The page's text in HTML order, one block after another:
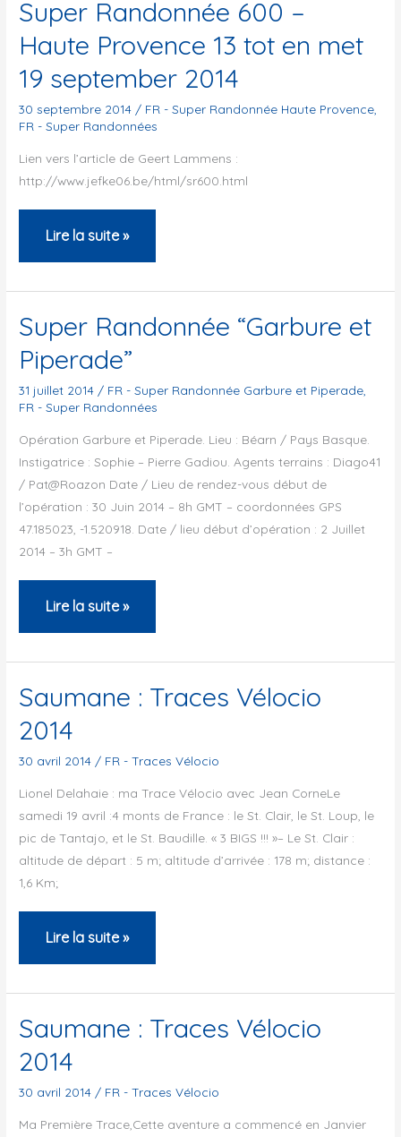
Super Randonnée 600 –
Haute Provence 13 tot en met
19 september 2014
30 septembre 2014 / FR - Super Randonnée Haute Provence
FR - Super Randonnées
Lien vers l’article de Geert Lammens :
http://www.jefke06.be/html/sr600.html
Super
Randonnée
600
Haute
Provence
13
tot
en
met
19
september
2014
Lire la suite »
Super Randonnée “Garbure et
Piperade”
31 juillet 2014 / FR - Super Randonnée Garbure et Piperade
FR - Super Randonnées
Opération Garbure et Piperade. Lieu : Béarn / Pays Basque.
Instigatrice : Sophie – Pierre Gadiou. Agents terrains : Diago41
/ Pat@Roazon Date / Lieu de rendez-vous début de
l’opération : 30 Juin 2014 – 8h GMT – coordonnées GPS
47.185023, -1.520918. Date / lieu début d’opération : 2 Juillet
2014 – 3h GMT –
Super
Randonnée
“Garbure
Piperade”
Lire la suite »
Saumane : Traces Vélocio
2014
30 avril 2014 / FR - Traces Vélocio
Lionel Delahaie : ma Trace Vélocio avec Jean CorneLe
samedi 19 avril :4 monts de France : le St. Clair, le St. Loup, le
pic de Tantajo, et le St. Baudille. « 3 BIGS !!! »– Le St. Clair :
altitude de départ : 5 m; altitude d’arrivée : 178 m; distance :
1,6 Km;
Saumane
:
Traces
2014
Lire la suite »
Saumane : Traces Vélocio
2014
30 avril 2014 / FR - Traces Vélocio
Ma Première Trace,Cette aventure a commencé en Janvier